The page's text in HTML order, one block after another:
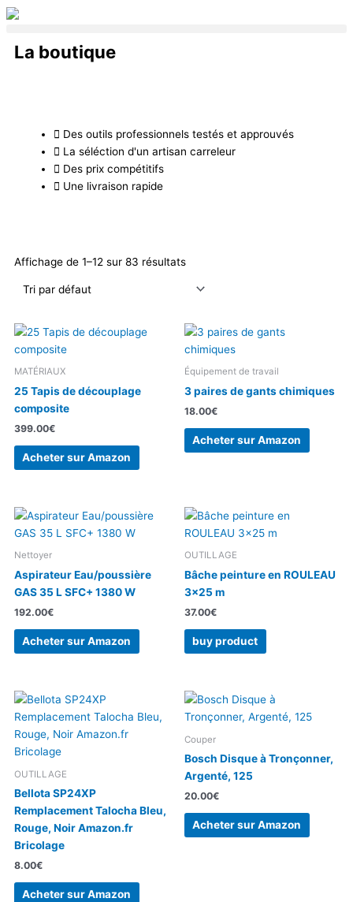
Aller
contenu
La boutique
Des outils professionnels testés et approuvés
La séléction d'un artisan carreleur
Des prix compétitifs
Une livraison rapide
Affichage de 1–12 sur 83 résultats
MATÉRIAUX
25 Tapis de découplage
composite
399.00€
Acheter sur Amazon
Équipement de travail
3 paires de gants chimiques
18.00€
Acheter sur Amazon
Nettoyer
Aspirateur Eau/poussière
GAS 35 L SFC+ 1380 W
192.00€
Acheter sur Amazon
OUTILLAGE
Bâche peinture en ROULEAU
3×25 m
37.00€
buy product
OUTILLAGE
Bellota SP24XP
Remplacement Talocha Bleu,
Rouge, Noir Amazon.fr
Bricolage
8.00€
Acheter sur Amazon
Couper
Bosch Disque à Tronçonner,
Argenté, 125
20.00€
Acheter sur Amazon